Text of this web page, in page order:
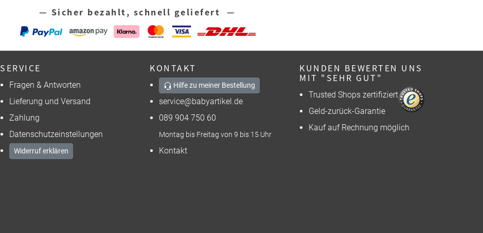
— Sicher bezahlt, schnell geliefert —
SERVICE
Fragen & Antworten
Lieferung und Versand
Zahlung
Datenschutzeinstellungen
Widerruf erklären
KONTAKT
Hilfe zu meiner Bestellung
service@babyartikel.de
089 904 750 60
Montag bis Freitag von 9 bis 15 Uhr
Kontakt
KUNDEN BEWERTEN UNS
MIT "SEHR GUT"
Trusted Shops zertifiziert
Geld-zurück-Garantie
Kauf auf Rechnung möglich